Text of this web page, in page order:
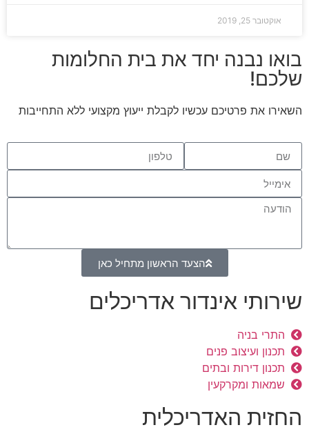
אוקטובר 25, 2019
בואו נבנה יחד את בית החלומות
שלכם!
השאירו את פרטיכם עכשיו לקבלת ייעוץ מקצועי ללא התחייבות
הצעד הראשון מתחיל כאן
שירותי אינדור אדריכלים
התרי בניה
תכנון ועיצוב פנים
תכנון דירות ובתים
שמאות ומקרקעין
החזית האדריכלית